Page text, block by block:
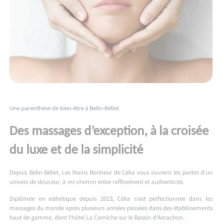
Une parenthèse de bien-être à Belin-Béliet
Des massages d’exception, à la croisée
du luxe et de la simplicité
Depuis Belin-Béliet, Les Mains Bonheur de Célia vous ouvrent les portes d’un
univers de douceur, à mi-chemin entre raffinement et authenticité.
Diplômée en esthétique depuis 2013, Célia s’est perfectionnée dans les
massages du monde après plusieurs années passées dans des établissements
haut de gamme, dont l’hôtel La Corniche sur le Bassin d’Arcachon.